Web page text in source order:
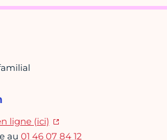
ligne (ici)
au 01 46 07 84 12